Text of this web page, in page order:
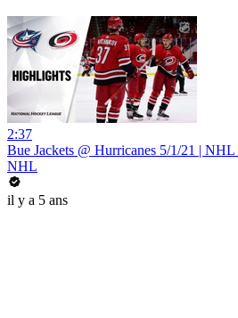
2:37
Bue Jackets @ Hurricanes 5/1/21 |
NHL
il y a 5 ans